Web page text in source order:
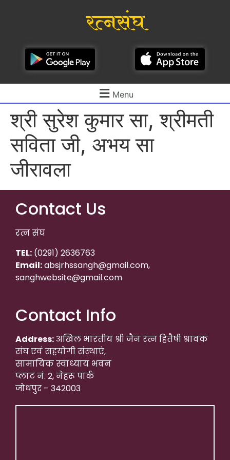
रत्नसंघ
Menu
श्री सुरेश कुमार सा, श्रीमती
सविता जी, अभय सा
जीरावला
Contact Us
रत्न संघ
TEL: (0291) 2636763
Email:absjrhssangh@gmail.com,
sanghwebsite@gmail.com
Contact Info
Address:अखिल भारतीय श्री जैन रत्न हितैषी श्रावक
संघ एवं सहयोगी संस्थाएं,
सामायिक स्वाध्याय भवन
प्लाट नं. 2, नेहरू पार्क
जोधपुर – 342003